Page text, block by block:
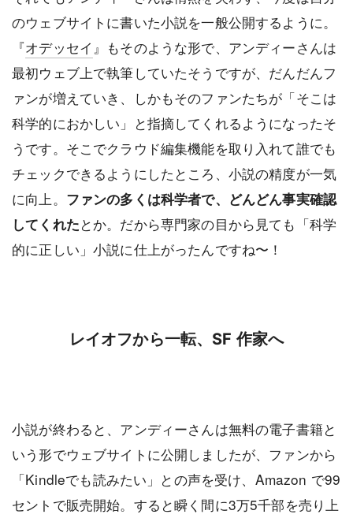
のウェブサイトに書いた小説を一般公開するように。
『オデッセイ 』もそのような形で、アンディーさんは
最初ウェブ上で執筆していたそうですが、だんだんフ
ァンが増えていき、しかもそのファンたちが「そこは
科学的におかしい」と指摘してくれるようになったそ
うです。そこでクラウド編集機能を取り入れて誰でも
チェックできるようにしたところ、小説の精度が一気
に向上。 ファンの多くは科学者で、どんどん事実確認
してくれたとか。だから専門家の目から見ても「科学
的に正しい」小説に仕上がったんですね〜！
レイオフから一転、SF 作家へ
小説が終わると、アンディーさんは無料の電子書籍と
いう形でウェブサイトに公開しましたが、ファンから
「Kindleでも読みたい」との声を受け、Amazon で99
セントで販売開始。すると瞬く間に3万5千部を売り上